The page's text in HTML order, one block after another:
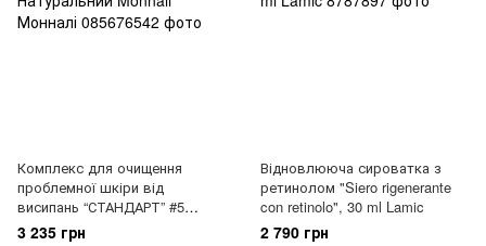
Комплекс для очищення
проблемної шкіри від
висипань “СТАНДАРТ” #5
Натуральний Monnali Монналі
3 235 грн
Відновлююча сироватка з
ретинолом "Siero rigenerante
con retinolo", 30 ml Lamic
2 790 грн